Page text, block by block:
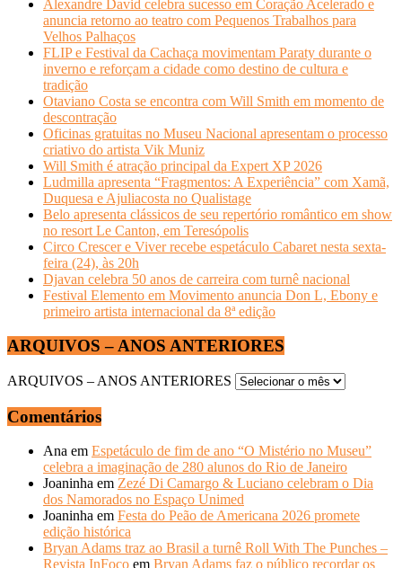
Alexandre David celebra sucesso em Coração Acelerado e
anuncia retorno ao teatro com Pequenos Trabalhos para
Velhos Palhaços
FLIP e Festival da Cachaça movimentam Paraty durante o
inverno e reforçam a cidade como destino de cultura e
tradição
Otaviano Costa se encontra com Will Smith em momento de
descontração
Oficinas gratuitas no Museu Nacional apresentam o processo
criativo do artista Vik Muniz
Will Smith é atração principal da Expert XP 2026
Ludmilla apresenta “Fragmentos: A Experiência” com Xamã,
Duquesa e Ajuliacosta no Qualistage
Belo apresenta clássicos de seu repertório romântico em show
no resort Le Canton, em Teresópolis
Circo Crescer e Viver recebe espetáculo Cabaret nesta sexta-
feira (24), às 20h
Djavan celebra 50 anos de carreira com turnê nacional
Festival Elemento em Movimento anuncia Don L, Ebony e
primeiro artista internacional da 8ª edição
ARQUIVOS – ANOS ANTERIORES
ARQUIVOS – ANOS ANTERIORES
Comentários
Ana em Espetáculo de fim de ano “O Mistério no Museu”
celebra a imaginação de 280 alunos do Rio de Janeiro
Joaninha em Zezé Di Camargo & Luciano celebram o Dia
dos Namorados no Espaço Unimed
Joaninha em Festa do Peão de Americana 2026 promete
edição histórica
Bryan Adams traz ao Brasil a turnê Roll With The Punches –
Revista InFoco em Bryan Adams faz o público recordar os